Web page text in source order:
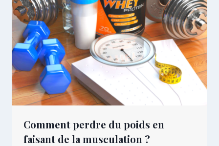
Comment perdre du poids en
faisant de la musculation ?